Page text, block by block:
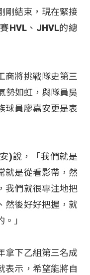
剛結束，現在緊接
HVL、JHVL的總
商將挑戰隊史第三
勢如虹，與隊員吳
球員廖嘉安更是表
)說，「我們就是
就是從看影帶，然
我們就很專注地把
然後好好把握，就
」
拿下乙組第三名成
表示，希望能將自